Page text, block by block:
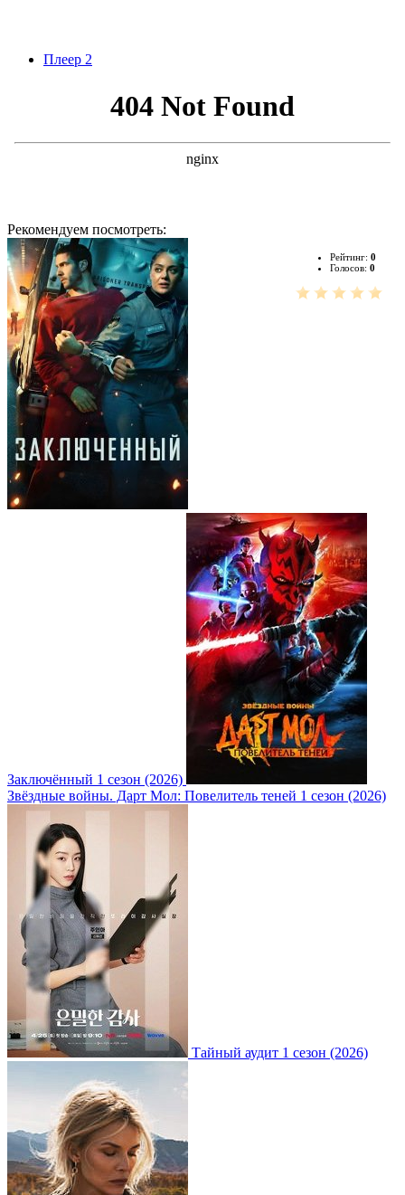
Плеер 2
Рекомендуем посмотреть:
Рейтинг: 0
Голосов: 0
Заключённый 1 сезон (2026)
Звёздные войны. Дарт Мол: Повелитель теней 1 сезон (2026)
Тайный аудит 1 сезон (2026)